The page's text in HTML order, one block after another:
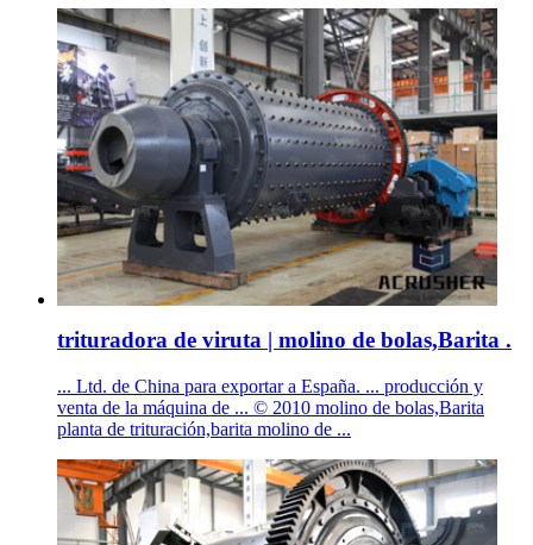
trituradora de viruta | molino de bolas,Barita .
... Ltd. de China para exportar a España. ... producción y
venta de la máquina de ... © 2010 molino de bolas,Barita
planta de trituración,barita molino de ...